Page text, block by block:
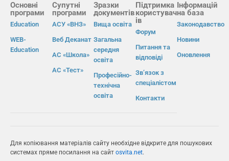
Основні
програми
Education
WEB-
Education
Супутні
програми
АСУ «ВНЗ»
Веб Деканат
АС «Школа»
АС «Тест»
Зразки
документів
Вища освіта
Загальна
середня
освіта
Професійно-
технічна
освіта
Підтримка
користувач
ів
Форум
Питання та
відповіді
Зв’язок з
спеціалістом
Контакти
Інформацій
на база
Законодавство
Новини
Оновлення
Для копіювання матеріалів сайту необхідне відкрите для пошукових
системах пряме посилання на сайт osvita.net.